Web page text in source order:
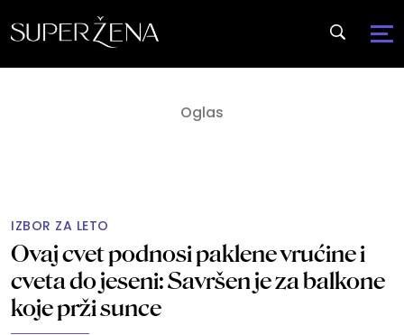
IZBOR ZA LETO
Ovaj cvet podnosi paklene vrućine i
cveta do jeseni: Savršen je za balkone
koje prži sunce